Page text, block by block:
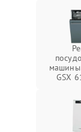
машины
GSX